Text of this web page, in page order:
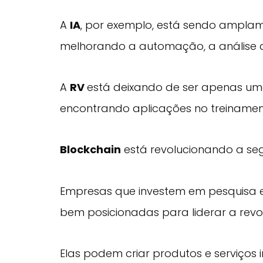
A IA, por exemplo, está sendo
melhorando a automação, a análise
A RVestá deixando de ser apenas
encontrando aplicações no
Blockchain está revolucionando a
Empresas que investem em
bem posicionadas para liderar a
Elas podem criar produtos e